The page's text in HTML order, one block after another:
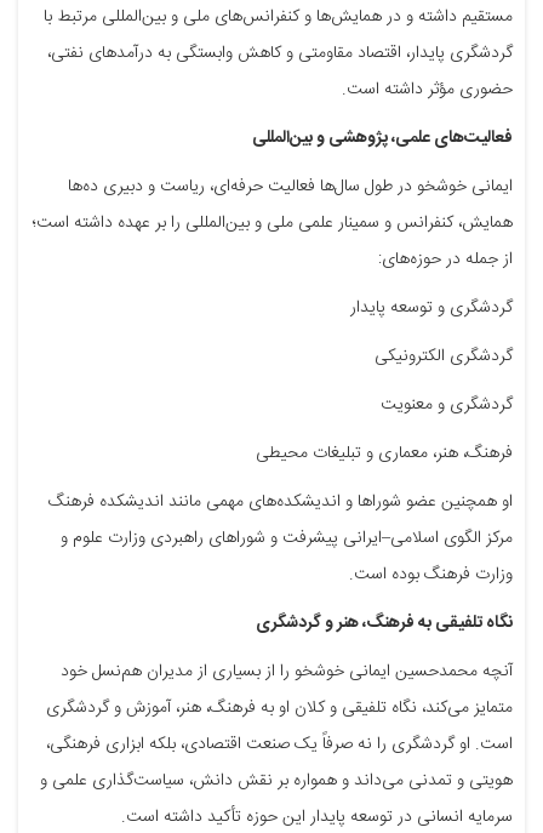
مستقیم داشته و در همایش‌ها و کنفرانس‌های ملی و بین‌المللی مرتبط با
گردشگری پایدار، اقتصاد مقاومتی و کاهش وابستگی به درآمدهای نفتی،
حضوری مؤثر داشته است.
فعالیت‌های علمی، پژوهشی و بین‌المللی
ایمانی خوشخو در طول سال‌ها فعالیت حرفه‌ای، ریاست و دبیری ده‌ها
همایش، کنفرانس و سمینار علمی ملی و بین‌المللی را بر عهده داشته است؛
از جمله در حوزه‌های:
گردشگری و توسعه پایدار
گردشگری الکترونیکی
گردشگری و معنویت
فرهنگ، هنر، معماری و تبلیغات محیطی
او همچنین عضو شوراها و اندیشکده‌های مهمی مانند اندیشکده فرهنگ
مرکز الگوی اسلامی–ایرانی پیشرفت و شوراهای راهبردی وزارت علوم و
وزارت فرهنگ بوده است.
نگاه تلفیقی به فرهنگ، هنر و گردشگری
آنچه محمدحسین ایمانی خوشخو را از بسیاری از مدیران هم‌نسل خود
متمایز می‌کند، نگاه تلفیقی و کلان او به فرهنگ، هنر، آموزش و گردشگری
است. او گردشگری را نه صرفاً یک صنعت اقتصادی، بلکه ابزاری فرهنگی،
هویتی و تمدنی می‌داند و همواره بر نقش دانش، سیاست‌گذاری علمی و
سرمایه انسانی در توسعه پایدار این حوزه تأکید داشته است.